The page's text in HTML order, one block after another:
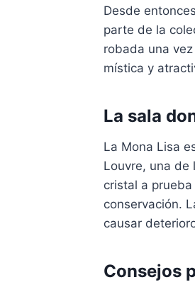
Desde
parte de la
robada una
mística y
La sala
La Mona Lisa
Louvre, una de
cristal a
conservación.
causar
Consejos